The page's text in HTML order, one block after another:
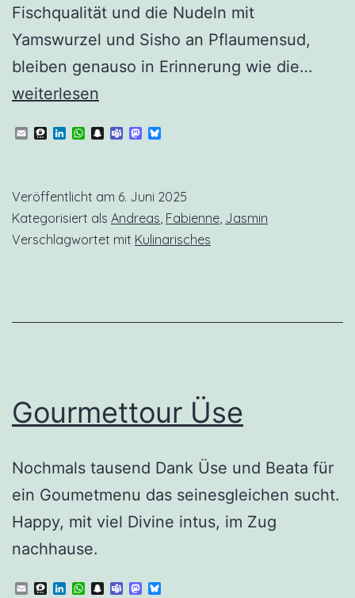
Fischqualität und die Nudeln mit
Yamswurzel und Sisho an Pflaumensud,
bleiben genauso in Erinnerung wie die…
weiterlesen
EmailThreema
LinkedIn
WhatsApp
Snapchat
TeamsMastodon
Veröffentlicht am 6. Juni 2025
Kategorisiert als Andreas Fabienne Jasmin
Verschlagwortet mit Kulinarisches
Gourmettour Üse
Nochmals tausend Dank Üse und Beata für
ein Goumetmenu das seinesgleichen sucht.
Happy, mit viel Divine intus, im Zug
nachhause.
EmailThreema
LinkedIn
WhatsApp
Snapchat
TeamsMastodon